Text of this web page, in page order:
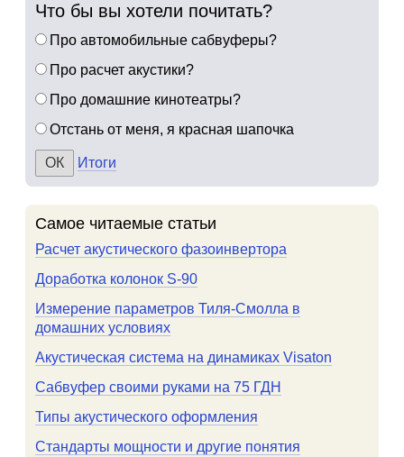
Что бы вы хотели почитать?
Про автомобильные сабвуферы?
Про расчет акустики?
Про домашние кинотеатры?
Отстань от меня, я красная шапочка
Итоги
Самое читаемые статьи
Расчет акустического фазоинвертора
Доработка колонок S-90
Измерение параметров Тиля-Смолла в
домашних условиях
Акустическая система на динамиках Visaton
Сабвуфер своими руками на 75 ГДН
Типы акустического оформления
Стандарты мощности и другие понятия